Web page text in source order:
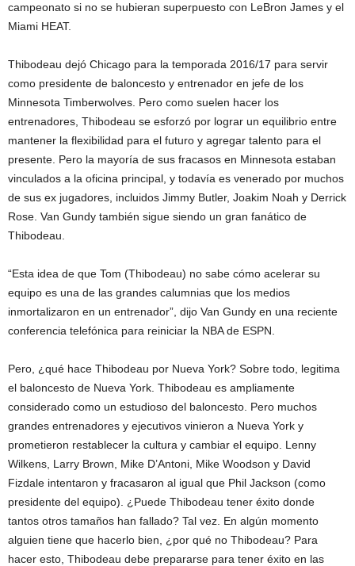
campeonato si no se hubieran superpuesto con LeBron James y el
Miami HEAT.
Thibodeau dejó Chicago para la temporada 2016/17 para servir
como presidente de baloncesto y entrenador en jefe de los
Minnesota Timberwolves. Pero como suelen hacer los
entrenadores, Thibodeau se esforzó por lograr un equilibrio entre
mantener la flexibilidad para el futuro y agregar talento para el
presente. Pero la mayoría de sus fracasos en Minnesota estaban
vinculados a la oficina principal, y todavía es venerado por muchos
de sus ex jugadores, incluidos Jimmy Butler, Joakim Noah y Derrick
Rose. Van Gundy también sigue siendo un gran fanático de
Thibodeau.
“Esta idea de que Tom (Thibodeau) no sabe cómo acelerar su
equipo es una de las grandes calumnias que los medios
inmortalizaron en un entrenador”, dijo Van Gundy en una reciente
conferencia telefónica para reiniciar la NBA de ESPN.
Pero, ¿qué hace Thibodeau por Nueva York? Sobre todo, legitima
el baloncesto de Nueva York. Thibodeau es ampliamente
considerado como un estudioso del baloncesto. Pero muchos
grandes entrenadores y ejecutivos vinieron a Nueva York y
prometieron restablecer la cultura y cambiar el equipo. Lenny
Wilkens, Larry Brown, Mike D’Antoni, Mike Woodson y David
Fizdale intentaron y fracasaron al igual que Phil Jackson (como
presidente del equipo). ¿Puede Thibodeau tener éxito donde
tantos otros tamaños han fallado? Tal vez. En algún momento
alguien tiene que hacerlo bien, ¿por qué no Thibodeau? Para
hacer esto, Thibodeau debe prepararse para tener éxito en las